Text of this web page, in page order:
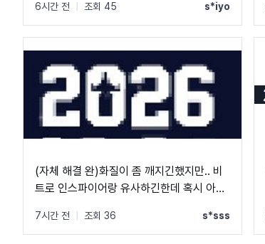
6시간 전 조회 45 s*iyo
(자체 해결 완)화질이 좀 깨지긴했지만.. 비
트로 인스파이어랑 유사하긴한데 혹시 아시
7시간 전 조회 36 s*sss